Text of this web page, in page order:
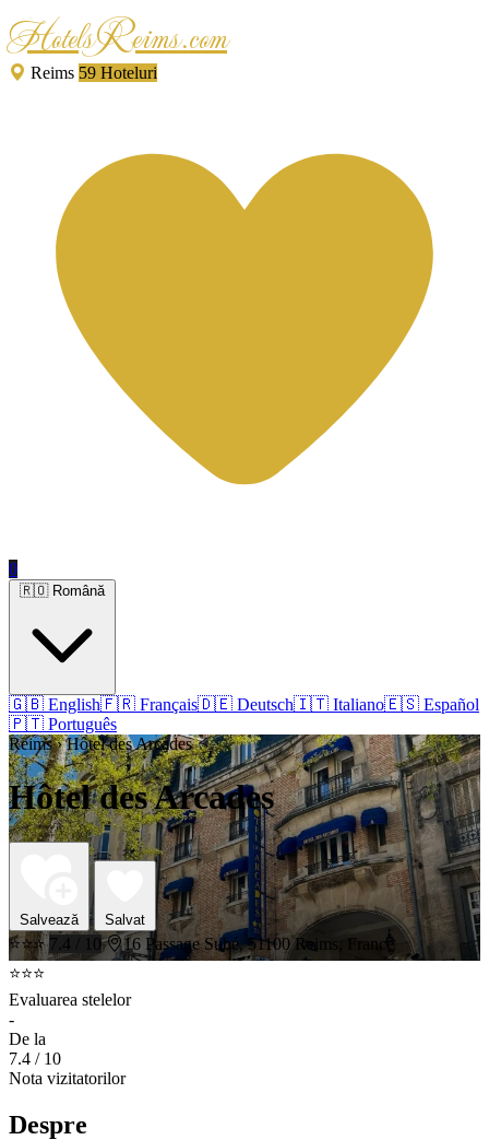
HotelsReims.com
Reims 59 Hoteluri
0
🇷🇴 Română
🇬🇧 English🇫🇷 Français🇩🇪 Deutsch🇮🇹 Italiano🇪🇸 Español
🇵🇹 Português
Reims › Hôtel des Arcades
Hôtel des Arcades
Salvează Salvat
⭐⭐⭐ 7.4 / 10
16 Passage Subé, 51100 Reims, France
⭐⭐⭐
Evaluarea stelelor
-
De la
7.4 / 10
Nota vizitatorilor
Despre